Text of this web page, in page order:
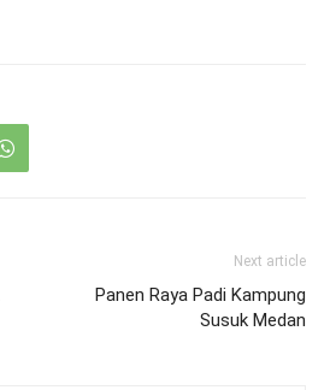
Next article
Panen Raya Padi Kampung
Susuk Medan